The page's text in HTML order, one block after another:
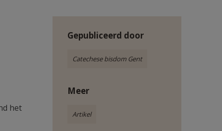
het
Gepubliceerd door
Catechese bisdom Gent
Meer
Artikel